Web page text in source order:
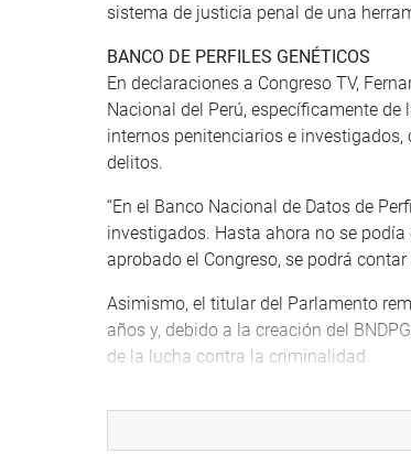
sistema de justicia penal de una
BANCO DE PERFILES GENÉTICOS
En declaraciones a Congreso TV,
Nacional del Perú, específicamente
internos penitenciarios e
delitos.
“En el Banco Nacional de Datos de
investigados. Hasta ahora no se
aprobado el Congreso, se podrá
Asimismo, el titular del Parlamento
años y, debido a la creación del
de la lucha contra la criminalidad.
amplio banco de perfiles genéticos,